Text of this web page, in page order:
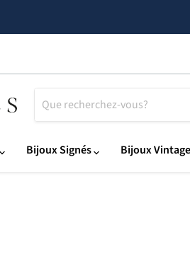
Bijoux Signés Bijoux Vintage